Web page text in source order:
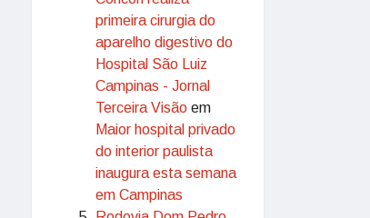
primeira cirurgia do
aparelho digestivo do
Hospital São Luiz
Campinas - Jornal
Terceira Visão em
Maior hospital privado
do interior paulista
inaugura esta semana
em Campinas